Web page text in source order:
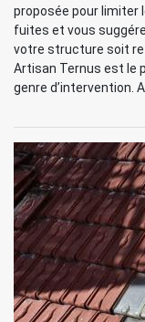
proposée pour limiter
fuites et vous
votre structure soit
Artisan Ternus est le
genre d’intervention.